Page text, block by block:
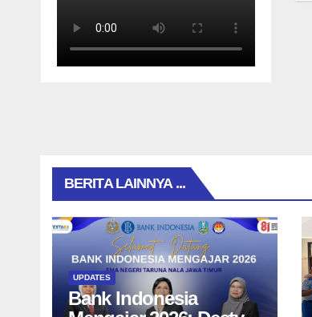
BERITA LAINNYA ...
UPDATES
Bank Indonesia